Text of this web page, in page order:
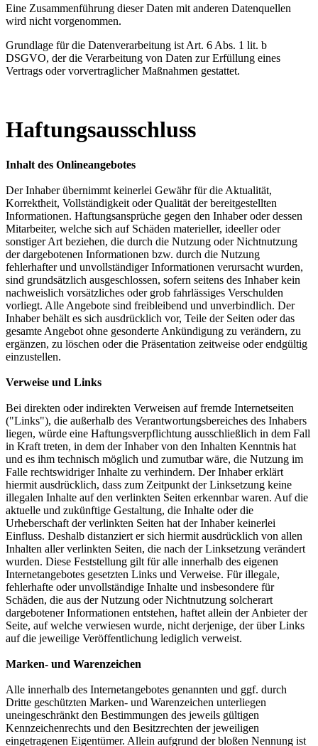
Eine Zusammenführung dieser Daten mit anderen Datenquellen
wird nicht vorgenommen.
Grundlage für die Datenverarbeitung ist Art. 6 Abs. 1 lit. b
DSGVO, der die Verarbeitung von Daten zur Erfüllung eines
Vertrags oder vorvertraglicher Maßnahmen gestattet.
Haftungsausschluss
Inhalt des Onlineangebotes
Der Inhaber übernimmt keinerlei Gewähr für die Aktualität,
Korrektheit, Vollständigkeit oder Qualität der bereitgestellten
Informationen. Haftungsansprüche gegen den Inhaber oder dessen
Mitarbeiter, welche sich auf Schäden materieller, ideeller oder
sonstiger Art beziehen, die durch die Nutzung oder Nichtnutzung
der dargebotenen Informationen bzw. durch die Nutzung
fehlerhafter und unvollständiger Informationen verursacht wurden,
sind grundsätzlich ausgeschlossen, sofern seitens des Inhaber kein
nachweislich vorsätzliches oder grob fahrlässiges Verschulden
vorliegt. Alle Angebote sind freibleibend und unverbindlich. Der
Inhaber behält es sich ausdrücklich vor, Teile der Seiten oder das
gesamte Angebot ohne gesonderte Ankündigung zu verändern, zu
ergänzen, zu löschen oder die Präsentation zeitweise oder endgültig
einzustellen.
Verweise und Links
Bei direkten oder indirekten Verweisen auf fremde Internetseiten
("Links"), die außerhalb des Verantwortungsbereiches des Inhabers
liegen, würde eine Haftungsverpflichtung ausschließlich in dem Fall
in Kraft treten, in dem der Inhaber von den Inhalten Kenntnis hat
und es ihm technisch möglich und zumutbar wäre, die Nutzung im
Falle rechtswidriger Inhalte zu verhindern. Der Inhaber erklärt
hiermit ausdrücklich, dass zum Zeitpunkt der Linksetzung keine
illegalen Inhalte auf den verlinkten Seiten erkennbar waren. Auf die
aktuelle und zukünftige Gestaltung, die Inhalte oder die
Urheberschaft der verlinkten Seiten hat der Inhaber keinerlei
Einfluss. Deshalb distanziert er sich hiermit ausdrücklich von allen
Inhalten aller verlinkten Seiten, die nach der Linksetzung verändert
wurden. Diese Feststellung gilt für alle innerhalb des eigenen
Internetangebotes gesetzten Links und Verweise. Für illegale,
fehlerhafte oder unvollständige Inhalte und insbesondere für
Schäden, die aus der Nutzung oder Nichtnutzung solcherart
dargebotener Informationen entstehen, haftet allein der Anbieter der
Seite, auf welche verwiesen wurde, nicht derjenige, der über Links
auf die jeweilige Veröffentlichung lediglich verweist.
Marken- und Warenzeichen
Alle innerhalb des Internetangebotes genannten und ggf. durch
Dritte geschützten Marken- und Warenzeichen unterliegen
uneingeschränkt den Bestimmungen des jeweils gültigen
Kennzeichenrechts und den Besitzrechten der jeweiligen
eingetragenen Eigentümer. Allein aufgrund der bloßen Nennung ist